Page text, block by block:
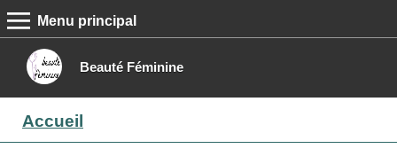
Beauté Féminine
MENU PRINCIPAL
Menu principal
Accueil